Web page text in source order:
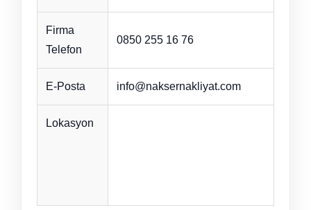
Firma
Telefon
0850 255 16 76
E-Posta info@naksernakliyat.com
Lokasyon